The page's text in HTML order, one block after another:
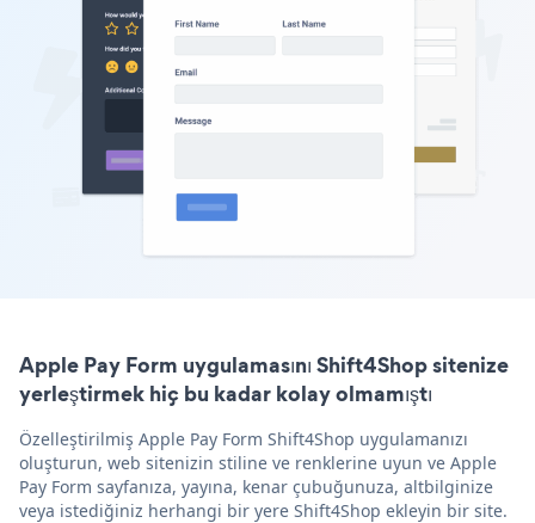
Apple Pay Form uygulamasını Shift4Shop sitenize
yerleştirmek hiç bu kadar kolay olmamıştı
Özelleştirilmiş Apple Pay Form Shift4Shop uygulamanızı
oluşturun, web sitenizin stiline ve renklerine uyun ve Apple
Pay Form sayfanıza, yayına, kenar çubuğunuza, altbilginize
veya istediğiniz herhangi bir yere Shift4Shop ekleyin bir site.